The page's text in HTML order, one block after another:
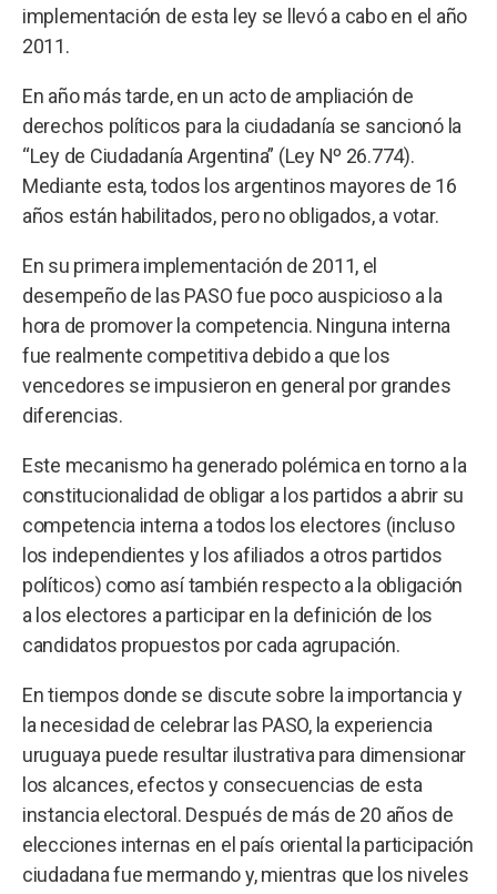
implementación de esta ley se llevó a cabo en el año
2011.
En año más tarde, en un acto de ampliación de
derechos políticos para la ciudadanía se sancionó la
“Ley de Ciudadanía Argentina” (Ley Nº 26.774).
Mediante esta, todos los argentinos mayores de 16
años están habilitados, pero no obligados, a votar.
En su primera implementación de 2011, el
desempeño de las PASO fue poco auspicioso a la
hora de promover la competencia. Ninguna interna
fue realmente competitiva debido a que los
vencedores se impusieron en general por grandes
diferencias.
Este mecanismo ha generado polémica en torno a la
constitucionalidad de obligar a los partidos a abrir su
competencia interna a todos los electores (incluso
los independientes y los afiliados a otros partidos
políticos) como así también respecto a la obligación
a los electores a participar en la definición de los
candidatos propuestos por cada agrupación.
En tiempos donde se discute sobre la importancia y
la necesidad de celebrar las PASO, la experiencia
uruguaya puede resultar ilustrativa para dimensionar
los alcances, efectos y consecuencias de esta
instancia electoral. Después de más de 20 años de
elecciones internas en el país oriental la participación
ciudadana fue mermando y, mientras que los niveles